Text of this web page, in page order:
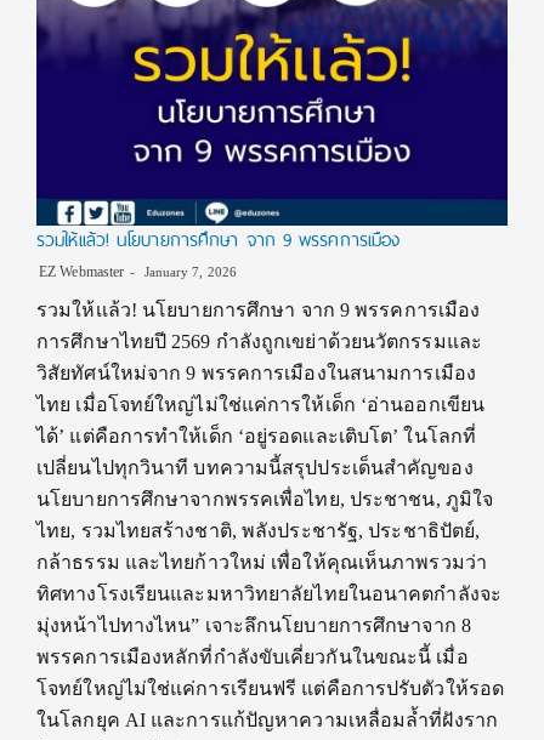
รวมให้เเล้ว! นโยบายการศึกษา จาก 9 พรรคการเมือง
EZ Webmaster January 7, 2026
รวมให้เเล้ว! นโยบายการศึกษา จาก 9 พรรคการเมือง
การศึกษาไทยปี 2569 กำลังถูกเขย่าด้วยนวัตกรรมและ
วิสัยทัศน์ใหม่จาก 9 พรรคการเมืองในสนามการเมือง
ไทย เมื่อโจทย์ใหญ่ไม่ใช่แค่การให้เด็ก ‘อ่านออกเขียน
ได้’ แต่คือการทำให้เด็ก ‘อยู่รอดและเติบโต’ ในโลกที่
เปลี่ยนไปทุกวินาที บทความนี้สรุปประเด็นสำคัญของ
นโยบายการศึกษาจากพรรคเพื่อไทย, ประชาชน, ภูมิใจ
ไทย, รวมไทยสร้างชาติ, พลังประชารัฐ, ประชาธิปัตย์,
กล้าธรรม และไทยก้าวใหม่ เพื่อให้คุณเห็นภาพรวมว่า
ทิศทางโรงเรียนและมหาวิทยาลัยไทยในอนาคตกำลังจะ
มุ่งหน้าไปทางไหน” เจาะลึกนโยบายการศึกษาจาก 8
พรรคการเมืองหลักที่กำลังขับเคี่ยวกันในขณะนี้ เมื่อ
โจทย์ใหญ่ไม่ใช่แค่การเรียนฟรี แต่คือการปรับตัวให้รอด
ในโลกยุค AI และการแก้ปัญหาความเหลื่อมล้ำที่ฝังราก